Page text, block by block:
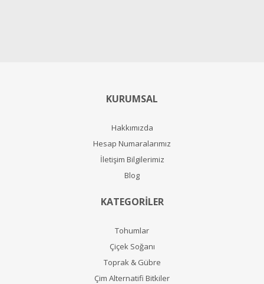
KURUMSAL
Hakkımızda
Hesap Numaralarımız
İletişim Bilgilerimiz
Blog
KATEGORİLER
Tohumlar
Çiçek Soğanı
Toprak & Gübre
Çim Alternatifi Bitkiler